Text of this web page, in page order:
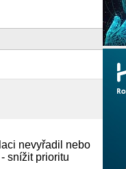
nevyřadil nebo
snížit prioritu